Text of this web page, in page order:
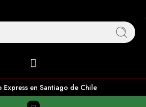
Express en Santiago de Chile